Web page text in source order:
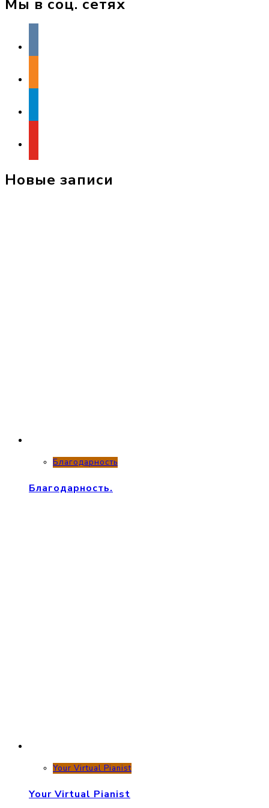
Мы в соц. сетях
Новые записи
Благодарность
Благодарность.
Your Virtual Pianist
Your Virtual Pianist